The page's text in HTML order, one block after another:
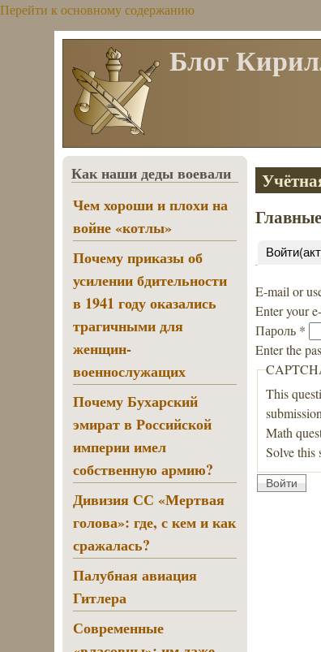
Перейти к основному содержанию
Блог
Войти
E-mail or
Enter your
Пароль *
Enter the
This
Math
Solve this
Как наши деды воевали
Чем хороши и плохи на
войне «котлы»
Почему приказы об
усилении бдительности
в 1941 году оказались
трагичными для
женщин-
военнослужащих
Почему Бухарский
эмират в Российской
империи имел
собственную армию?
Дивизия СС «Мертвая
голова»: где, с кем и как
сражалась?
Палубная авиация
Гитлера
Современные